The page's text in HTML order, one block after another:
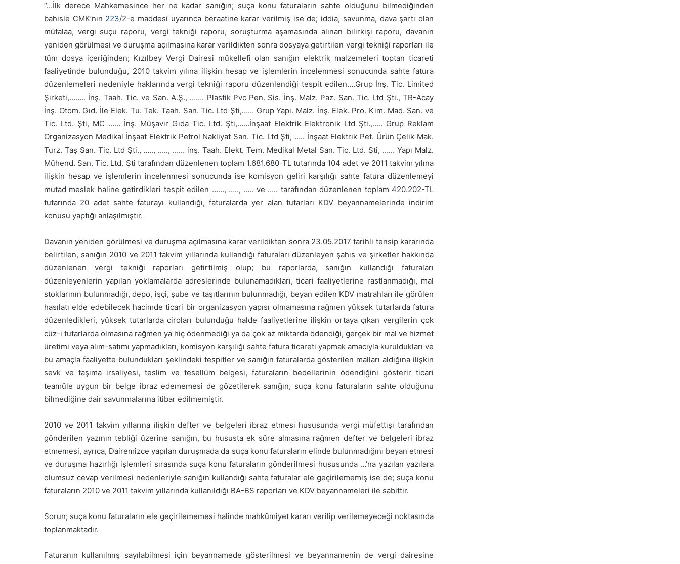
“…İlk derece Mahkemesince her ne kadar sanığın; suça konu faturaların sahte olduğunu bilmediğinden
bahisle CMK’nın 223/2-e maddesi uyarınca beraatine karar verilmiş ise de; iddia, savunma, dava şartı olan
mütalaa, vergi suçu raporu, vergi tekniği raporu, soruşturma aşamasında alınan bilirkişi raporu, davanın
yeniden görülmesi ve duruşma açılmasına karar verildikten sonra dosyaya getirtilen vergi tekniği raporları ile
tüm dosya içeriğinden; Kızılbey Vergi Dairesi mükellefi olan sanığın elektrik malzemeleri toptan ticareti
faaliyetinde bulunduğu, 2010 takvim yılına ilişkin hesap ve işlemlerin incelenmesi sonucunda sahte fatura
düzenlemeleri nedeniyle haklarında vergi tekniği raporu düzenlendiği tespit edilen….Grup İnş. Tic. Limited
Şirketi,…….. İnş. Taah. Tic. ve San. A.Ş., ……. Plastik Pvc Pen. Sis. İnş. Malz. Paz. San. Tic. Ltd Şti., TR-Acay
İnş. Otom. Gıd. İle Elek. Tu. Tek. Taah. San. Tic. Ltd Şti,…… Grup Yapı. Malz. İnş. Elek. Pro. Kim. Mad. San. ve
Tic. Ltd. Şti, MC …… İnş. Müşavir Gıda Tic. Ltd. Şti,……İnşaat Elektrik Elektronik Ltd Şti.,….. Grup Reklam
Organizasyon Medikal İnşaat Elektrik Petrol Nakliyat San. Tic. Ltd Şti, ….. İnşaat Elektrik Pet. Ürün Çelik Mak.
Turz. Taş San. Tic. Ltd Şti., ….., ….., …… inş. Taah. Elekt. Tem. Medikal Metal San. Tic. Ltd. Şti, …… Yapı Malz.
Mühend. San. Tic. Ltd. Şti tarafından düzenlenen toplam 1.681.680-TL tutarında 104 adet ve 2011 takvim yılına
ilişkin hesap ve işlemlerin incelenmesi sonucunda ise komisyon geliri karşılığı sahte fatura düzenlemeyi
mutad meslek haline getirdikleri tespit edilen ……, ….., ….. ve ….. tarafından düzenlenen toplam 420.202-TL
tutarında 20 adet sahte faturayı kullandığı, faturalarda yer alan tutarları KDV beyannamelerinde indirim
konusu yaptığı anlaşılmıştır.
Davanın yeniden görülmesi ve duruşma açılmasına karar verildikten sonra 23.05.2017 tarihli tensip kararında
belirtilen, sanığın 2010 ve 2011 takvim yıllarında kullandığı faturaları düzenleyen şahıs ve şirketler hakkında
düzenlenen vergi tekniği raporları getirtilmiş olup; bu raporlarda, sanığın kullandığı faturaları
düzenleyenlerin yapılan yoklamalarda adreslerinde bulunamadıkları, ticari faaliyetlerine rastlanmadığı, mal
stoklarının bulunmadığı, depo, işçi, şube ve taşıtlarının bulunmadığı, beyan edilen KDV matrahları ile görülen
hasılatı elde edebilecek hacimde ticari bir organizasyon yapısı olmamasına rağmen yüksek tutarlarda fatura
düzenledikleri, yüksek tutarlarda ciroları bulunduğu halde faaliyetlerine ilişkin ortaya çıkan vergilerin çok
cüz-i tutarlarda olmasına rağmen ya hiç ödenmediği ya da çok az miktarda ödendiği, gerçek bir mal ve hizmet
üretimi veya alım-satımı yapmadıkları, komisyon karşılığı sahte fatura ticareti yapmak amacıyla kuruldukları ve
bu amaçla faaliyette bulundukları şeklindeki tespitler ve sanığın faturalarda gösterilen malları aldığına ilişkin
sevk ve taşıma irsaliyesi, teslim ve tesellüm belgesi, faturaların bedellerinin ödendiğini gösterir ticari
teamüle uygun bir belge ibraz edememesi de gözetilerek sanığın, suça konu faturaların sahte olduğunu
bilmediğine dair savunmalarına itibar edilmemiştir.
2010 ve 2011 takvim yıllarına ilişkin defter ve belgeleri ibraz etmesi hususunda vergi müfettişi tarafından
gönderilen yazının tebliği üzerine sanığın, bu hususta ek süre almasına rağmen defter ve belgeleri ibraz
etmemesi, ayrıca, Dairemizce yapılan duruşmada da suça konu faturaların elinde bulunmadığını beyan etmesi
ve duruşma hazırlığı işlemleri sırasında suça konu faturaların gönderilmesi hususunda …’na yazılan yazılara
olumsuz cevap verilmesi nedenleriyle sanığın kullandığı sahte faturalar ele geçirilememiş ise de; suça konu
faturaların 2010 ve 2011 takvim yıllarında kullanıldığı BA-BS raporları ve KDV beyannameleri ile sabittir.
Sorun; suça konu faturaların ele geçirilememesi halinde mahkûmiyet kararı verilip verilemeyeceği noktasında
toplanmaktadır.
Faturanın kullanılmış sayılabilmesi için beyannamede gösterilmesi ve beyannamenin de vergi dairesine